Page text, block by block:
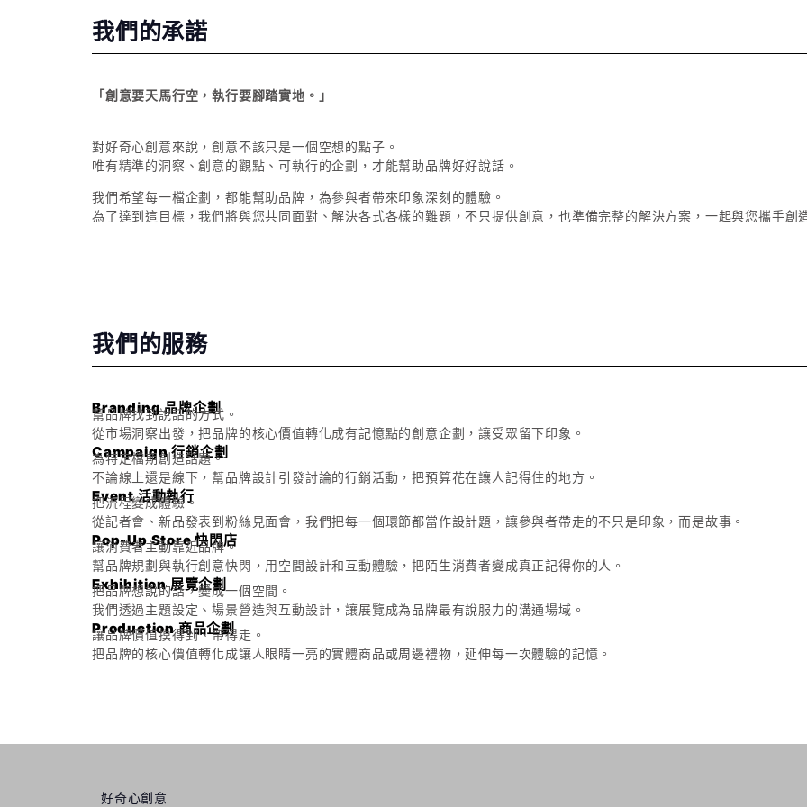
我們的承諾
「創意要天馬行空，執行要腳踏實地。」
對好奇心創意來說，創意不該只是一個空想的點子。
唯有精準的洞察、創意的觀點、可執行的企劃，才能幫助品牌好好說話。
我們希望每一檔企劃，都能幫助品牌，為參與者帶來印象深刻的體驗。
為了達到這目標，我們將與您共同面對、解決各式各樣的難題，不只提供創意，也準備完整的解決方案，一起與您攜手創
我們的服務
Branding 品牌企劃
幫品牌找到說話的方式。
從市場洞察出發，把品牌的核心價值轉化成有記憶點的創意企劃，讓受眾留下印象。
Campaign 行銷企劃
為特定檔期創造話題。
不論線上還是線下，幫品牌設計引發討論的行銷活動，把預算花在讓人記得住的地方。
Event 活動執行
把流程變成體驗。
從記者會、新品發表到粉絲見面會，我們把每一個環節都當作設計題，讓參與者帶走的不只是印象，而是故事。
Pop-Up Store 快閃店
讓消費者主動靠近品牌。
幫品牌規劃與執行創意快閃，用空間設計和互動體驗，把陌生消費者變成真正記得你的人。
Exhibition 展覽企劃
把品牌想說的話，變成一個空間。
我們透過主題設定、場景營造與互動設計，讓展覽成為品牌最有說服力的溝通場域。
Production 商品企劃
讓品牌價值摸得到、帶得走。
把品牌的核心價值轉化成讓人眼睛一亮的實體商品或周邊禮物，延伸每一次體驗的記憶。
好奇心創意